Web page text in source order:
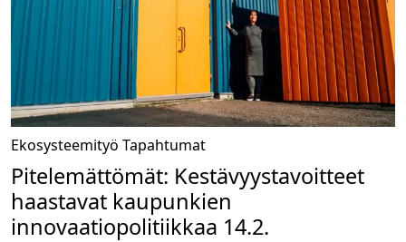
Ekosysteemityö Tapahtumat
Pitelemättömät: Kestävyystavoitteet
haastavat kaupunkien
innovaatiopolitiikkaa 14.2.